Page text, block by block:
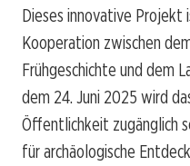
Dieses innovative Projekt
Kooperation zwischen
Frühgeschichte und dem
dem 24. Juni 2025 wird
Öffentlichkeit zugänglich
für archäologische